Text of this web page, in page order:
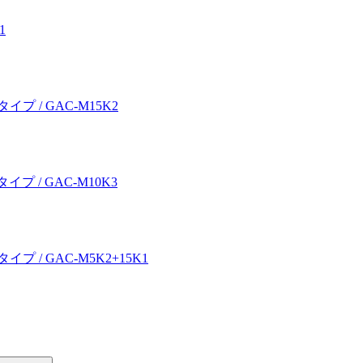
イプ / GAC-M15K2
イプ / GAC-M10K3
イプ / GAC-M5K2+15K1